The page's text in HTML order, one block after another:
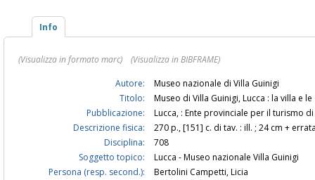
Info
(Visualizza in formato marc)
(Visualizza in BIBFRAME)
Autore:
Museo nazionale di Villa Guinigi
Titolo:
Museo di Villa Guinigi, Lucca : la villa e
Pubblicazione:
Lucca, : Ente provinciale per il turismo di
Descrizione fisica:
270 p., [151] c. di tav. : ill. ; 24 cm +
Disciplina:
708
Soggetto topico:
Lucca - Museo nazionale Villa Guinigi
Persona (resp. second.):
Bertolini Campetti, Licia